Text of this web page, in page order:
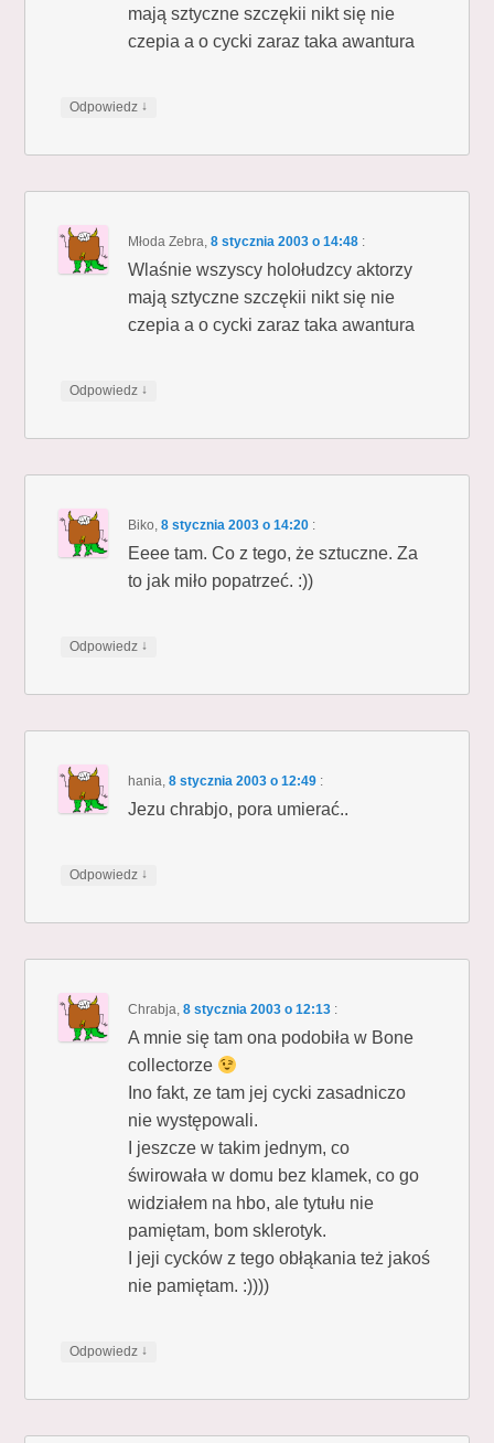
mają sztyczne szczękii nikt się nie
czepia a o cycki zaraz taka awantura
Odpowiedz ↓
Młoda Zebra,8 stycznia 2003 o 14:48 :
Wlaśnie wszyscy holołudzcy aktorzy
mają sztyczne szczękii nikt się nie
czepia a o cycki zaraz taka awantura
Odpowiedz ↓
Biko,8 stycznia 2003 o 14:20 :
Eeee tam. Co z tego, że sztuczne. Za
to jak miło popatrzeć. :))
Odpowiedz ↓
hania,8 stycznia 2003 o 12:49 :
Jezu chrabjo, pora umierać..
Odpowiedz ↓
Chrabja,8 stycznia 2003 o 12:13 :
A mnie się tam ona podobiła w Bone
collectorze
Ino fakt, ze tam jej cycki zasadniczo
nie występowali.
I jeszcze w takim jednym, co
świrowała w domu bez klamek, co go
widziałem na hbo, ale tytułu nie
pamiętam, bom sklerotyk.
I jeji cycków z tego obłąkania też jakoś
nie pamiętam. :))))
Odpowiedz ↓